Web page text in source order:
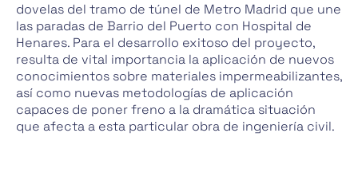
dovelas del tramo de túnel de Metro Madrid que une
las paradas de Barrio del Puerto con Hospital de
Henares. Para el desarrollo exitoso del proyecto,
resulta de vital importancia la aplicación de nuevos
conocimientos sobre materiales impermeabilizantes,
así como nuevas metodologías de aplicación
capaces de poner freno a la dramática situación
que afecta a esta particular obra de ingeniería civil.